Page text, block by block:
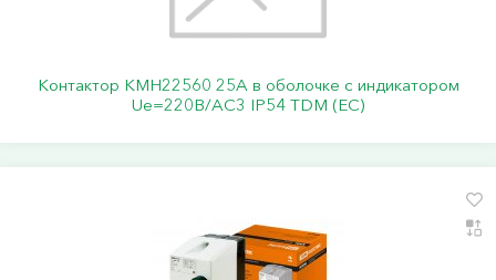
Контактор КМН22560 25А в оболочке с индикатором
Ue=220В/АС3 IP54 TDM (ЕС)